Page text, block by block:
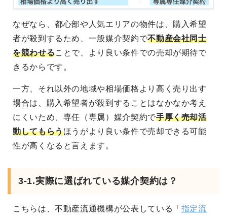
なぜなら、都心部や人気エリアの物件は、購入希望
者が殺到するため、一般媒介契約で不動産会社同士
を競わせることで、より良い条件での売却が期待で
きるからです。
一方、それ以外の地域や相場価格より高く売り出す
場合は、購入希望者が殺到することはなかなか考え
にくいため、専任（専属）媒介契約で手厚く売却活
動してもらうほうがより良い条件で売却できる可能
性が高くなると言えます。
3-1.実際に選ばれている媒介契約は？
こちらは、不動産流通機構が公表している「 指定流